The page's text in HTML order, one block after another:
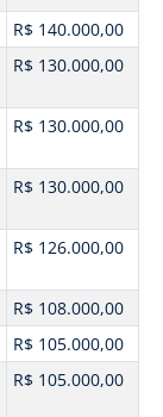
R$ 140.000,00
R$ 130.000,00
R$ 130.000,00
R$ 130.000,00
R$ 126.000,00
R$ 108.000,00
R$ 105.000,00
R$ 105.000,00